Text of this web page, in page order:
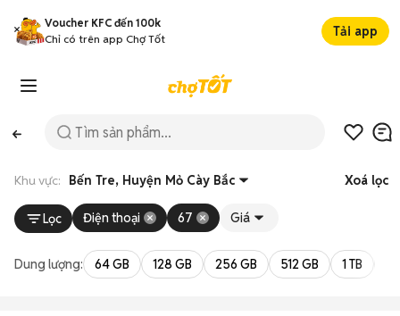
Voucher KFC đến 100k
Chỉ có trên app Chợ Tốt
Tải app
Khu vực: Bến Tre, Huyện Mỏ Cày Bắc Xoá lọc
Lọc Điện thoại 67 Giá
Dung lượng: 64 GB 128 GB 256 GB 512 GB 1 TB